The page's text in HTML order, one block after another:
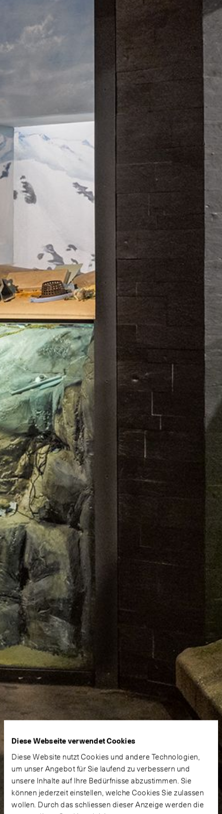
Diese Webseite verwendet Cookies
Diese Website nutzt Cookies und andere Technologien,
um unser Angebot für Sie laufend zu verbessern und
unsere Inhalte auf Ihre Bedürfnisse abzustimmen. Sie
können jederzeit einstellen, welche Cookies Sie zulassen
wollen. Durch das schliessen dieser Anzeige werden die